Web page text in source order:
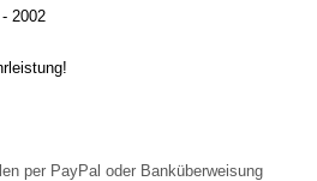
2002
per PayPal oder Banküberweisung